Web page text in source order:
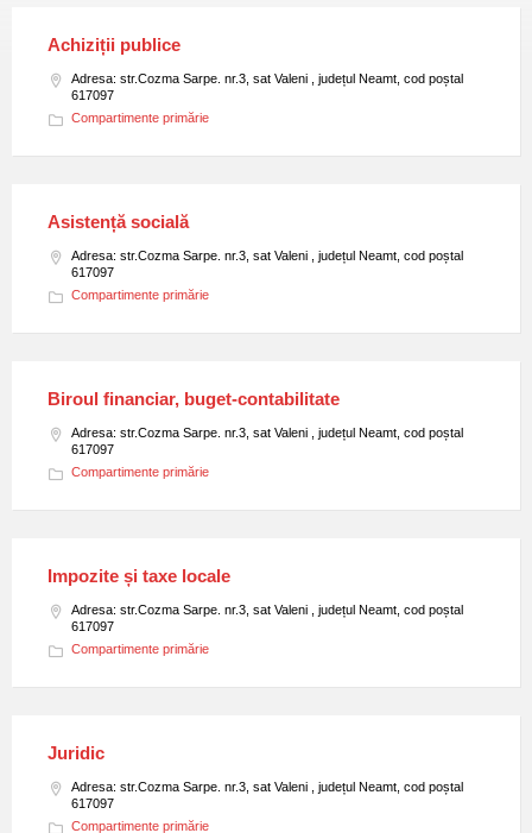
Achiziții publice
Adresa: str.Cozma Sarpe. nr.3, sat Valeni , județul Neamt, cod poștal
617097
Compartimente primărie
Asistență socială
Adresa: str.Cozma Sarpe. nr.3, sat Valeni , județul Neamt, cod poștal
617097
Compartimente primărie
Biroul financiar, buget-contabilitate
Adresa: str.Cozma Sarpe. nr.3, sat Valeni , județul Neamt, cod poștal
617097
Compartimente primărie
Impozite și taxe locale
Adresa: str.Cozma Sarpe. nr.3, sat Valeni , județul Neamt, cod poștal
617097
Compartimente primărie
Juridic
Adresa: str.Cozma Sarpe. nr.3, sat Valeni , județul Neamt, cod poștal
617097
Compartimente primărie